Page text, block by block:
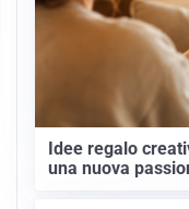
Idee regalo
una nuova